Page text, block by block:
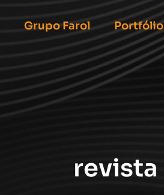
Grupo Farol Portfólio
revista